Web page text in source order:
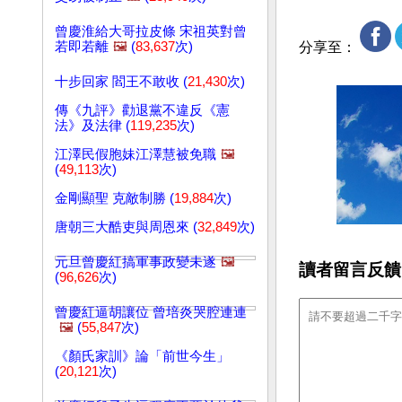
曾慶淮給大哥拉皮條 宋祖英對曾
若即若離 🖼️ (83,637次)
十步回家 閻王不敢收 (21,430次)
傳《九評》勸退黨不違反《憲
法》及法律 (119,235次)
江澤民假胞妹江澤慧被免職 🖼️
(49,113次)
金剛顯聖 克敵制勝 (19,884次)
唐朝三大酷吏與周恩來 (32,849次)
元旦曾慶紅搞軍事政變未遂 🖼️
(96,626次)
曾慶紅逼胡讓位 曾培炎哭腔連連
🖼️ (55,847次)
《顏氏家訓》論「前世今生」
(20,121次)
分享至：
讀者留言反